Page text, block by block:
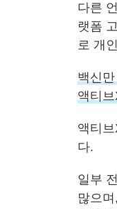
다른
랫폼
로 개
백신
액티
액티
다.
일부
많으